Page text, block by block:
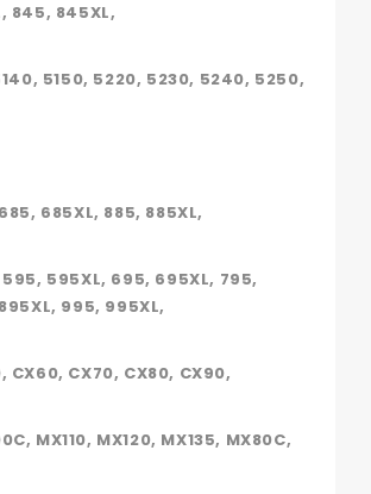
845, 845XL,
5150, 5220, 5230, 5240, 5250,
685XL, 885, 885XL,
595XL, 695, 695XL, 795,
995, 995XL,
CX60, CX70, CX80, CX90,
MX110, MX120, MX135, MX80C,